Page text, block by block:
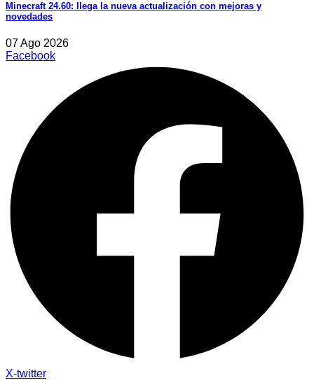
Minecraft 24.60: llega la nueva actualización con mejoras y
novedades
07 Ago 2026
Facebook
X-twitter